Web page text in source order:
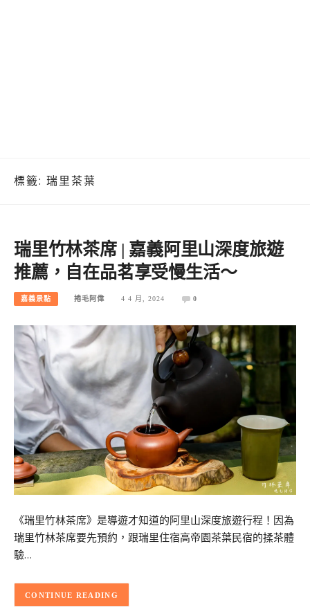
標籤: 瑞里茶葉
瑞里竹林茶席 | 嘉義阿里山深度旅遊
推薦，自在品茗享受慢生活～
嘉義景點 捲毛阿偉 4 4 月, 2024 0
《瑞里竹林茶席》是導遊才知道的阿里山深度旅遊行程！因為
瑞里竹林茶席要先預約，跟瑞里住宿高帝園茶葉民宿的揉茶體
驗…
CONTINUE READING